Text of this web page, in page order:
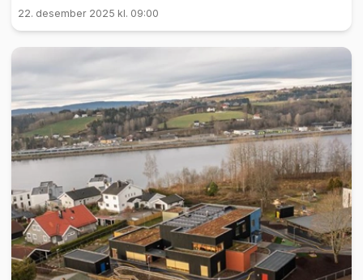
22. desember 2025 kl. 09:00